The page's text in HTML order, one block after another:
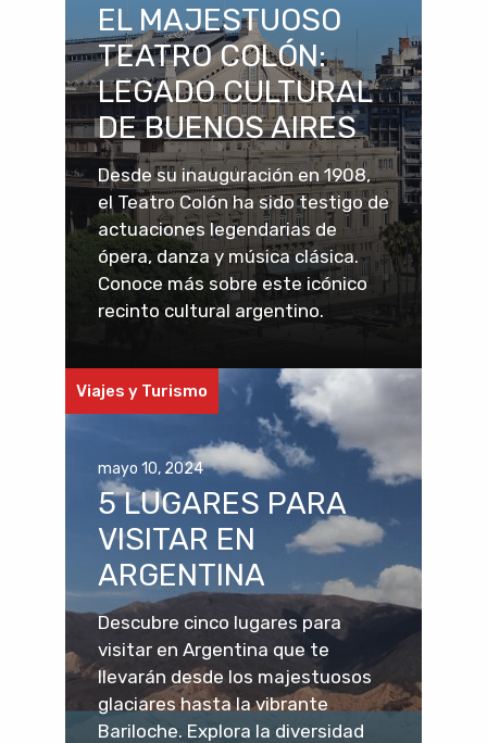
EL MAJESTUOSO
TEATRO COLÓN:
LEGADO CULTURAL
DE BUENOS AIRES
Desde su inauguración en 1908,
el Teatro Colón ha sido testigo de
actuaciones legendarias de
ópera, danza y música clásica.
Conoce más sobre este icónico
recinto cultural argentino.
Viajes y Turismo
mayo 10, 2024
5 LUGARES PARA
VISITAR EN
ARGENTINA
Descubre cinco lugares para
visitar en Argentina que te
llevarán desde los majestuosos
glaciares hasta la vibrante
Bariloche. Explora la diversidad